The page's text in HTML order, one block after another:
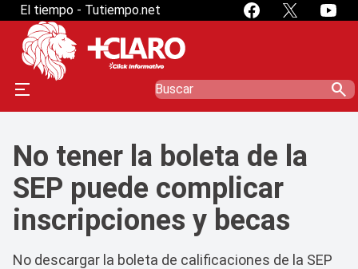
El tiempo - Tutiempo.net
search
No tener la boleta de la
SEP puede complicar
inscripciones y becas
No descargar la boleta de calificaciones de la SEP